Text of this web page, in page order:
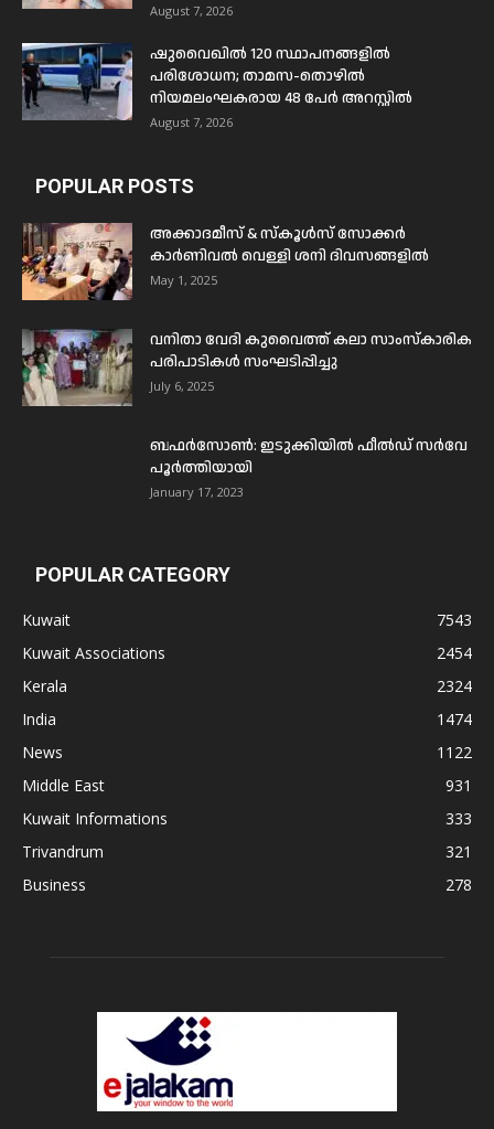
August 7, 2026
ഷുവൈഖിൽ 120 സ്ഥാപനങ്ങളിൽ
പരിശോധന; താമസ-തൊഴിൽ
നിയമലംഘകരായ 48 പേർ അറസ്റ്റിൽ
August 7, 2026
POPULAR POSTS
അക്കാദമീസ് & സ്കൂൾസ് സോക്കർ
കാർണിവൽ വെള്ളി ശനി ദിവസങ്ങളിൽ
May 1, 2025
വനിതാ വേദി കുവൈത്ത് കലാ സാംസ്കാരിക
പരിപാടികൾ സംഘടിപ്പിച്ചു
July 6, 2025
ബഫര്‍സോണ്‍: ഇടുക്കിയില്‍ ഫീല്‍ഡ് സര്‍വേ
പൂര്‍ത്തിയായി
January 17, 2023
POPULAR CATEGORY
Kuwait
7543
Kuwait Associations
2454
Kerala
2324
India
1474
News
1122
Middle East
931
Kuwait Informations
333
Trivandrum
321
Business
278